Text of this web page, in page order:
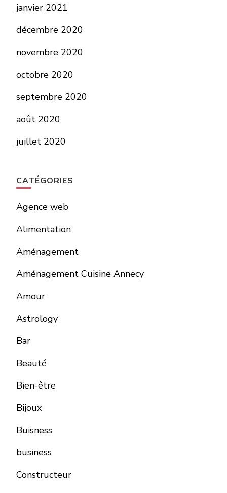
janvier 2021
décembre 2020
novembre 2020
octobre 2020
septembre 2020
août 2020
juillet 2020
CATÉGORIES
Agence web
Alimentation
Aménagement
Aménagement Cuisine Annecy
Amour
Astrology
Bar
Beauté
Bien-être
Bijoux
Buisness
business
Constructeur